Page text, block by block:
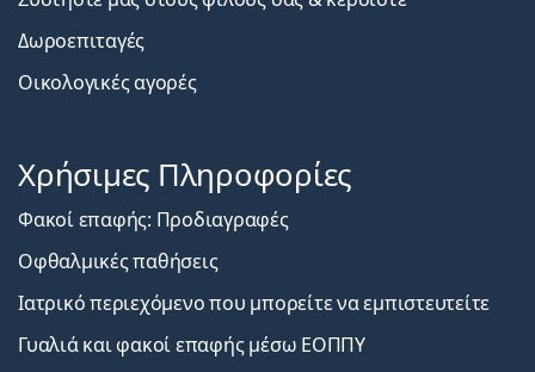
Δωροεπιταγές
Οικολογικές αγορές
Χρήσιμες Πληροφορίες
Φακοί επαφής: Προδιαγραφές
Οφθαλμικές παθήσεις
Ιατρικό περιεχόμενο που μπορείτε να εμπιστευτείτε
Γυαλιά και φακοί επαφής μέσω ΕΟΠΠΥ